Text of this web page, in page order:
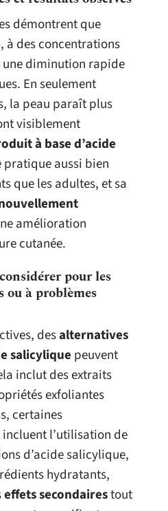
démontrent que
, à des concentrations
diminution rapide
En seulement
la peau paraît plus
visiblement
à base d’acide
pratique aussi bien
que les adultes, et sa
amélioration
cutanée.
pour les
ou à problèmes
desalternatives
salicylique peuvent
inclut des extraits
exfoliantes
certaines
l’utilisation de
d’acide salicylique,
hydratants,
effets secondairestout